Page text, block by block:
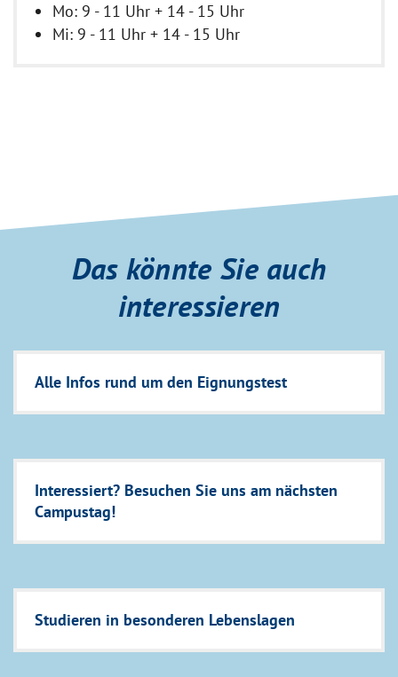
Mo: 9 - 11 Uhr + 14 - 15 Uhr
Mi: 9 - 11 Uhr + 14 - 15 Uhr
Das könnte Sie auch
interessieren
Alle Infos rund um den Eignungstest
Interessiert? Besuchen Sie uns am nächsten
Campustag!
Studieren in besonderen Lebenslagen